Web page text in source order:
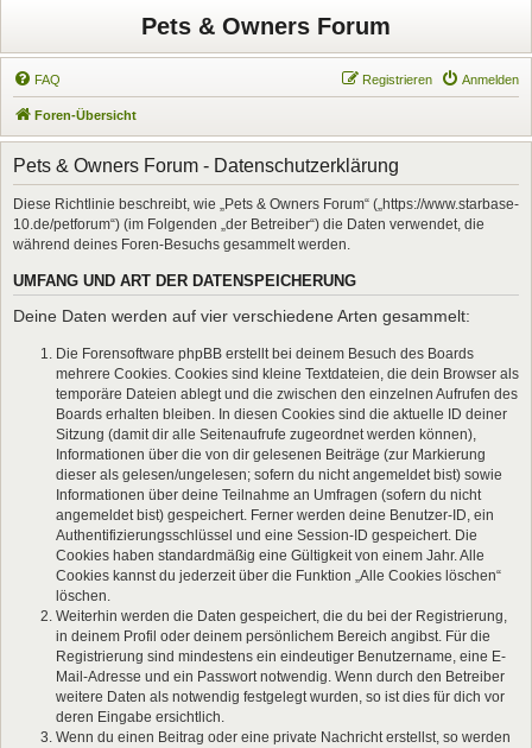
Pets & Owners Forum
FAQ Anmelden
Registrieren
Foren-Übersicht
Pets & Owners Forum - Datenschutzerklärung
Diese Richtlinie beschreibt, wie „Pets & Owners Forum“ („https://www.starbase-
10.de/petforum“) (im Folgenden „der Betreiber“) die Daten verwendet, die
während deines Foren-Besuchs gesammelt werden.
UMFANG UND ART DER DATENSPEICHERUNG
Deine Daten werden auf vier verschiedene Arten gesammelt:
Die Forensoftware phpBB erstellt bei deinem Besuch des Boards
mehrere Cookies. Cookies sind kleine Textdateien, die dein Browser als
temporäre Dateien ablegt und die zwischen den einzelnen Aufrufen des
Boards erhalten bleiben. In diesen Cookies sind die aktuelle ID deiner
Sitzung (damit dir alle Seitenaufrufe zugeordnet werden können),
Informationen über die von dir gelesenen Beiträge (zur Markierung
dieser als gelesen/ungelesen; sofern du nicht angemeldet bist) sowie
Informationen über deine Teilnahme an Umfragen (sofern du nicht
angemeldet bist) gespeichert. Ferner werden deine Benutzer-ID, ein
Authentifizierungsschlüssel und eine Session-ID gespeichert. Die
Cookies haben standardmäßig eine Gültigkeit von einem Jahr. Alle
Cookies kannst du jederzeit über die Funktion „Alle Cookies löschen“
löschen.
Weiterhin werden die Daten gespeichert, die du bei der Registrierung,
in deinem Profil oder deinem persönlichem Bereich angibst. Für die
Registrierung sind mindestens ein eindeutiger Benutzername, eine E-
Mail-Adresse und ein Passwort notwendig. Wenn durch den Betreiber
weitere Daten als notwendig festgelegt wurden, so ist dies für dich vor
deren Eingabe ersichtlich.
Wenn du einen Beitrag oder eine private Nachricht erstellst, so werden